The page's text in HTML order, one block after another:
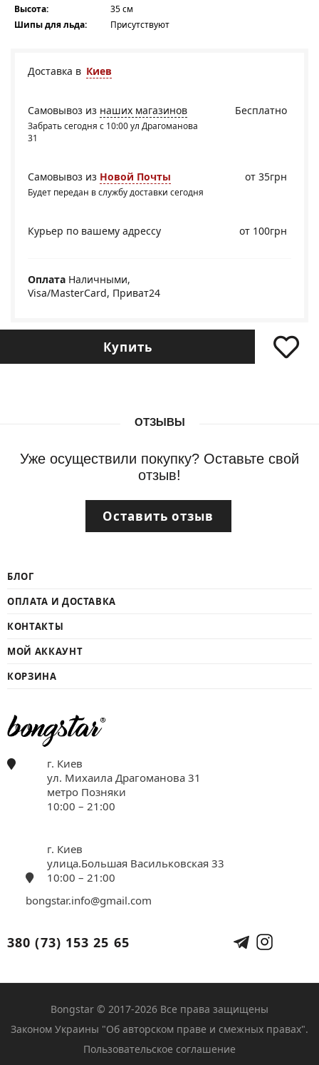
Высота:
35 см
Шипы для льда:
Присутствуют
Доставка в Киев
Бесплатно
Самовывоз из наших магазинов
Забрать сегодня с 10:00 ул Драгоманова
31
Самовывоз из Новой Почты
Будет передан в службу доставки сегодня
от 35грн
Курьер по вашему адрессу от 100грн
Оплата Наличными,
Visa/MasterCard, Приват24
Купить
ОТЗЫВЫ
Уже осуществили покупку? Оставьте свой
отзыв!
Оставить отзыв
БЛОГ
ОПЛАТА И ДОСТАВКА
КОНТАКТЫ
МОЙ АККАУНТ
КОРЗИНА
г. Киев
ул. Михаила Драгоманова 31
метро Позняки
10:00 – 21:00
г. Киев
улица.Большая Васильковская 33
10:00 – 21:00
bongstar.info@gmail.com
380 (73) 153 25 65
Bongstar © 2017-2026 Все права защищены
Законом Украины "Об авторском праве и смежных правах".
Пользовательское соглашение